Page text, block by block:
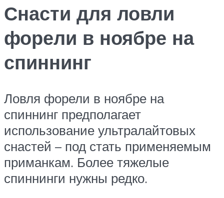
Снасти для ловли
форели в ноябре на
спиннинг
Ловля форели в ноябре на
спиннинг предполагает
использование ультралайтовых
снастей – под стать применяемым
приманкам. Более тяжелые
спиннинги нужны редко.